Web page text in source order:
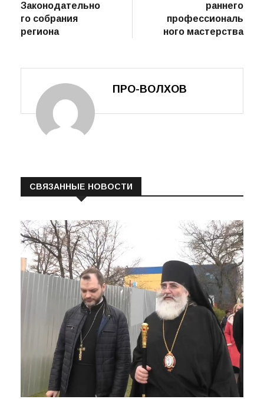
Законодательно
го собрания
региона
раннего
профессиональ
ного мастерства
ПРО-ВОЛХОВ
СВЯЗАННЫЕ НОВОСТИ